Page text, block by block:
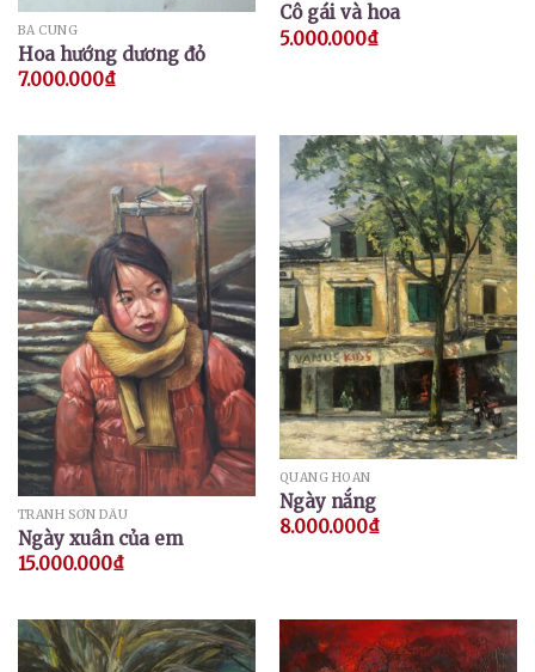
BÁ CUNG
Hoa hướng dương đỏ
7.000.000₫
Cô gái và hoa
5.000.000₫
TRANH SƠN DẦU
Ngày xuân của em
15.000.000₫
QUANG HOAN
Ngày nắng
8.000.000₫